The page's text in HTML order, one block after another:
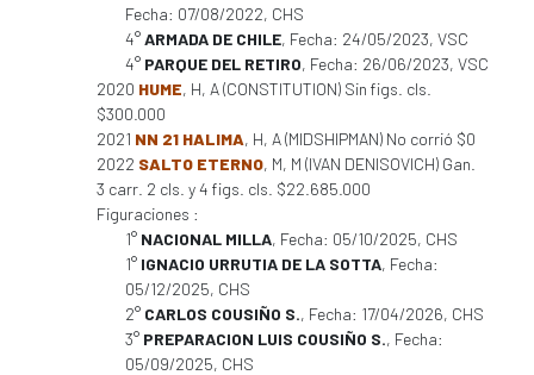
Fecha: 07/08/2022, CHS
4°ARMADA DE CHILE, Fecha: 24/05/2023, VSC
4° PARQUE DEL RETIRO, Fecha: 26/06/2023, VSC
2020 HUME, H, A (CONSTITUTION) Sin figs. cls.
$300.000
2021 NN 21 HALIMA, H, A (MIDSHIPMAN) No corrió $0
2022 SALTO ETERNO, M, M (IVAN DENISOVICH) Gan.
3 carr. 2 cls. y 4 figs. cls. $22.685.000
Figuraciones :
1° NACIONAL MILLA, Fecha: 05/10/2025, CHS
1° IGNACIO URRUTIA DE LA SOTTA, Fecha:
05/12/2025, CHS
2° CARLOS COUSIÑO S., Fecha: 17/04/2026, CHS
3° PREPARACION LUIS COUSIÑO S., Fecha:
05/09/2025, CHS